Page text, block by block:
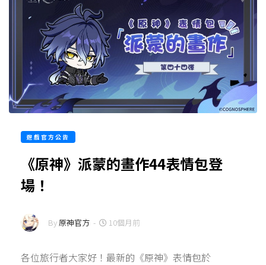
遊戲官方公告
《原神》派蒙的畫作44表情包登
場！
By原神官方 - 10個月前
各位旅行者大家好！最新的《原神》表情包於